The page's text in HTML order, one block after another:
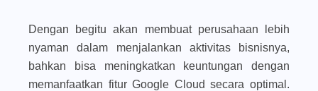
Dengan begitu akan membuat perusahaan lebih
nyaman dalam menjalankan aktivitas bisnisnya,
bahkan bisa meningkatkan keuntungan dengan
memanfaatkan fitur Google Cloud secara optimal.